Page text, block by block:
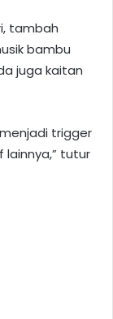
tambah
bambu
juga kaitan
trigger
tutur